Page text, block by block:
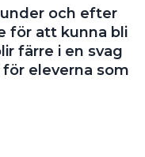
och efter
för att kunna bli
färre i en svag
eleverna som